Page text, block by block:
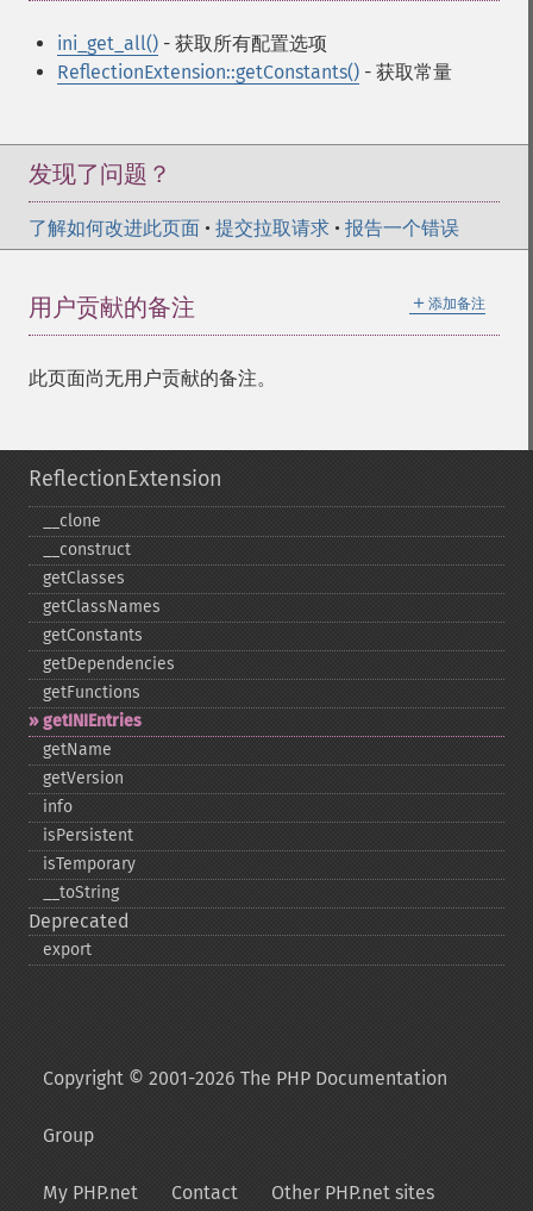
ini_get_all() - 获取所有配置选项
ReflectionExtension::getConstants() - 获取常量
发现了问题？
了解如何改进此页面 • 提交拉取请求 • 报告一个错误
＋ 添加备注
用户贡献的备注
此页面尚无用户贡献的备注。
ReflectionExtension
_​_​clone
_​_​construct
getClasses
getClassNames
getConstants
getDependencies
getFunctions
getINIEntries
getName
getVersion
info
isPersistent
isTemporary
_​_​toString
Deprecated
export
Copyright © 2001-2026 The PHP Documentation
Group
My PHP.net Contact Other PHP.net sites